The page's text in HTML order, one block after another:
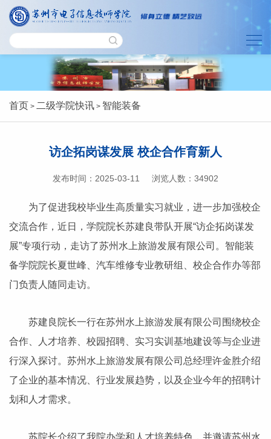
首页 > 二级学院快讯 > 智能装备
访企拓岗谋发展 校企合作育新人
发布时间：2025-03-11 浏览人数： 34902
为了促进我校毕业生高质量实习就业，进一步加强校企
交流合作，近日，学院院长苏建良带队开展“访企拓岗谋发
展”专项行动，走访了苏州水上旅游发展有限公司。智能装
备学院院长夏世峰、汽车维修专业教研组、校企合作办等部
门负责人随同走访。
苏建良院长一行在苏州水上旅游发展有限公司围绕校企
合作、人才培养、校园招聘、实习实训基地建设等与企业进
行深入探讨。苏州水上旅游发展有限公司总经理许金胜介绍
了企业的基本情况、行业发展趋势，以及企业今年的招聘计
划和人才需求。